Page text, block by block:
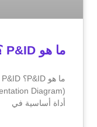
ما هو P&ID ؟
أداة أساسية في